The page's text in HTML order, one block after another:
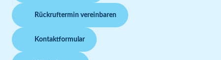
Rückruftermin vereinbaren
Kontaktformular